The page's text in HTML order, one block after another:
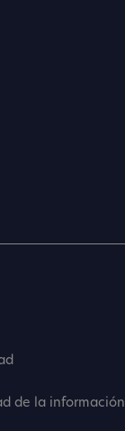
de la información